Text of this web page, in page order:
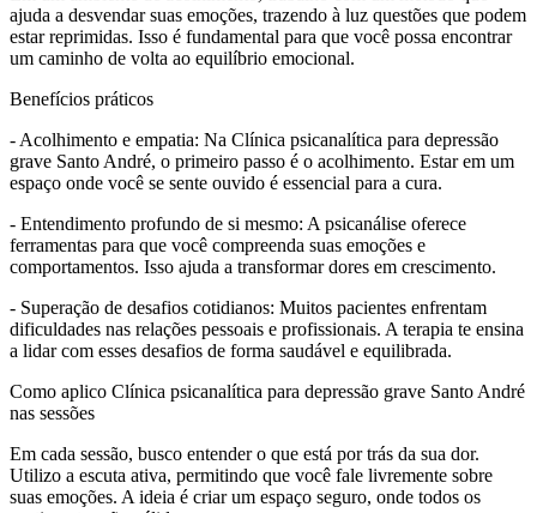
ajuda a desvendar suas emoções, trazendo à luz questões que podem
estar reprimidas. Isso é fundamental para que você possa encontrar
um caminho de volta ao equilíbrio emocional.
Benefícios práticos
- Acolhimento e empatia: Na Clínica psicanalítica para depressão
grave Santo André, o primeiro passo é o acolhimento. Estar em um
espaço onde você se sente ouvido é essencial para a cura.
- Entendimento profundo de si mesmo: A psicanálise oferece
ferramentas para que você compreenda suas emoções e
comportamentos. Isso ajuda a transformar dores em crescimento.
- Superação de desafios cotidianos: Muitos pacientes enfrentam
dificuldades nas relações pessoais e profissionais. A terapia te ensina
a lidar com esses desafios de forma saudável e equilibrada.
Como aplico Clínica psicanalítica para depressão grave Santo André
nas sessões
Em cada sessão, busco entender o que está por trás da sua dor.
Utilizo a escuta ativa, permitindo que você fale livremente sobre
suas emoções. A ideia é criar um espaço seguro, onde todos os